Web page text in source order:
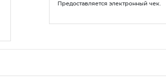
Предоставляется электронный чек.